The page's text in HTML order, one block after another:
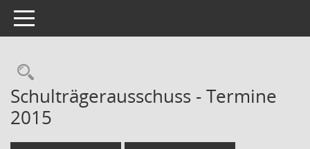
Toggle navigation
Rechercheauswahl
Schulträgerausschuss - Termine
2015